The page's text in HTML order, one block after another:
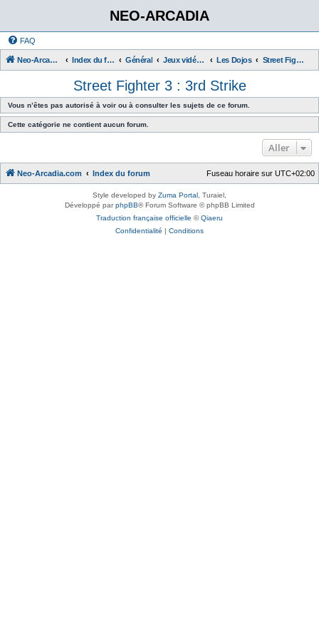
NEO-ARCADIA
FAQ
Neo-Arcadia.com Index du forum Général Jeux vidéo d'arcade Les Dojos Street Fighter 3 : 3rd Strike
Street Fighter 3 : 3rd Strike
Vous n’êtes pas autorisé à voir ou à consulter les sujets de ce forum.
Cette catégorie ne contient aucun forum.
Aller
Neo-Arcadia.com Index du forum Fuseau horaire sur UTC+02:00
Style developed by Zuma Portal , Turaiel,
Développé parphpBB® Forum Software © phpBB Limited
Traduction française officielle ©Qiaeru
Confidentialité | Conditions